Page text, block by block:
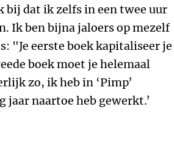
bij dat ik zelfs in een twee uur
Ik ben bijna jaloers op mezelf
"Je eerste boek kapitaliseer je
boek moet je helemaal
zo, ik heb in ‘Pimp’
naartoe heb gewerkt.’